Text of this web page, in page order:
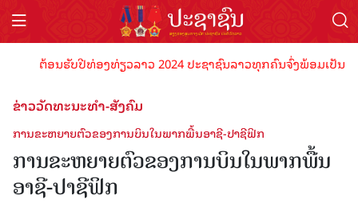
ຕ້ອນຮັບປີທ່ອງທ່ຽວລາວ 2024 ປະຊາຊົນລາວທຸກຄົນຈົ່ງພ້ອມເປັນເຈົ້
ຂ່າວວັດທະນະທຳ-ສັງຄົມ
ການຂະຫຍາຍຕົວຂອງການບິນໃນພາກພື້ນອາຊີ-ປາຊີຟິກ
ການຂະຫຍາຍຕົວຂອງການບິນໃນພາກພື້ນ
ອາຊີ-ປາຊີຟິກ